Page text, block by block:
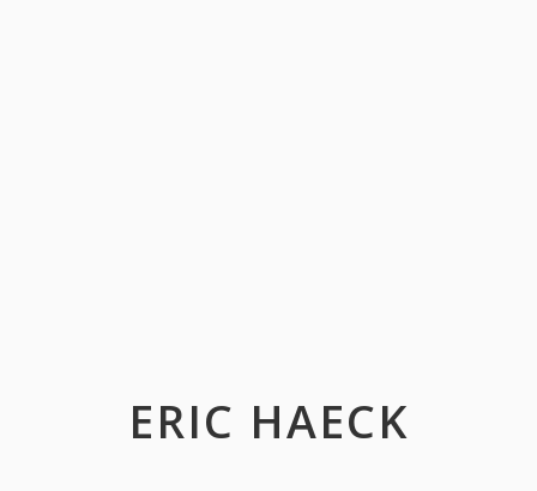
ERIC HAECK